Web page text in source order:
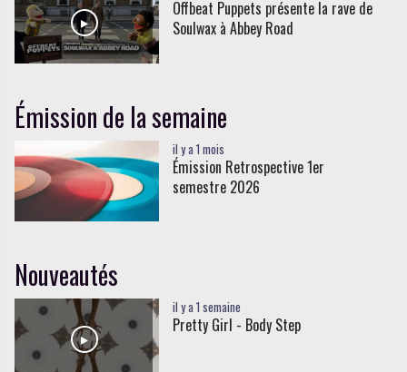
Offbeat Puppets présente la rave de
Soulwax à Abbey Road
Émission de la semaine
il y a 1 mois
Émission Retrospective 1er
semestre 2026
Nouveautés
il y a 1 semaine
Pretty Girl - Body Step